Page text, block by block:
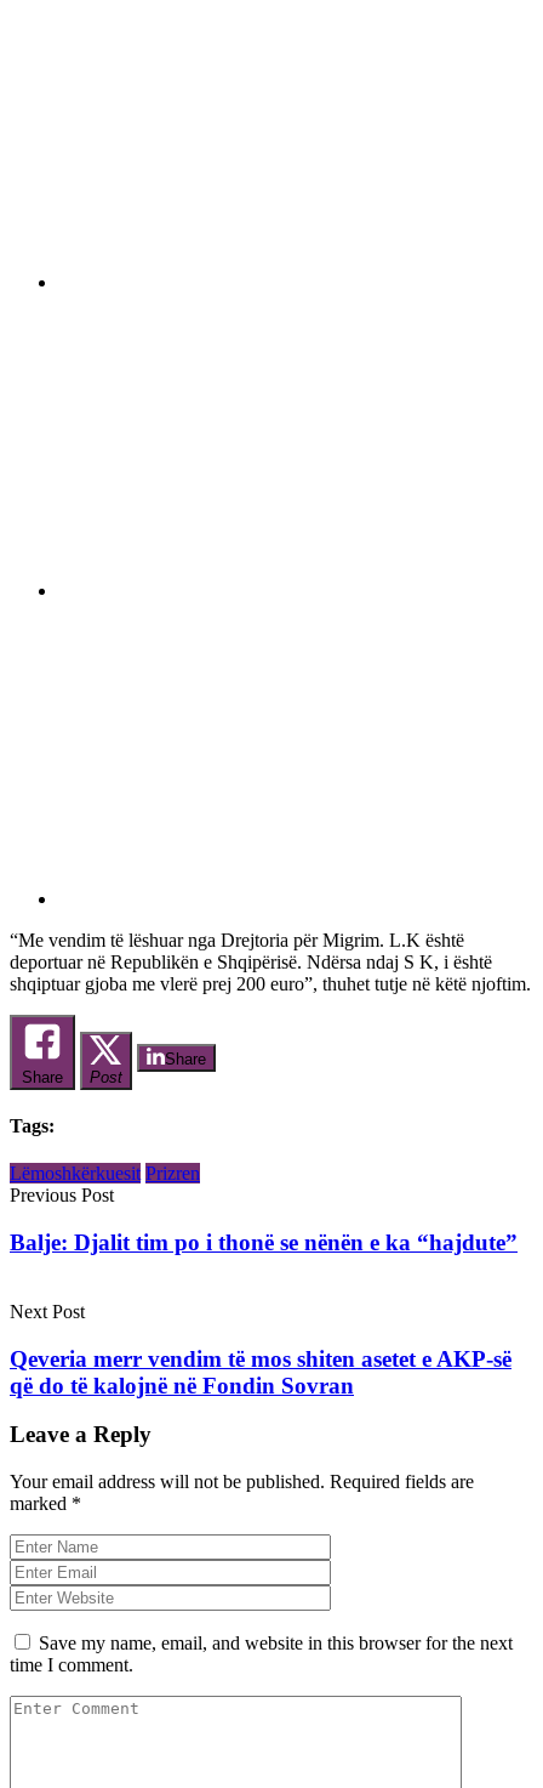
“Me vendim të lëshuar nga Drejtoria për Migrim. L.K është
deportuar në Republikën e Shqipërisë. Ndërsa ndaj S K, i është
shqiptuar gjoba me vlerë prej 200 euro”, thuhet tutje në këtë njoftim.
Share Post
Share
Tags:
Lëmoshkërkuesit Prizren
Previous Post
Balje: Djalit tim po i thonë se nënën e ka “hajdute”
Next Post
Qeveria merr vendim të mos shiten asetet e AKP-së
që do të kalojnë në Fondin Sovran
Leave a Reply
Your email address will not be published. Required fields are
marked *
Save my name, email, and website in this browser for the next
time I comment.